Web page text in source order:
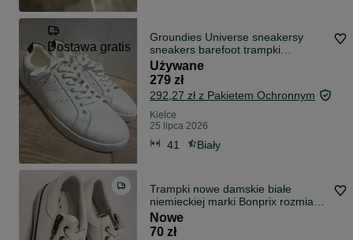
Dostawa gratis
Groundies Universe sneakersy
sneakers barefoot trampki
tenisówkii
Używane
279 zł
292,27 zł z Pakietem Ochronnym
Kielce
25 lipca 2026
41 Biały
Trampki nowe damskie białe
niemieckiej marki Bonprix rozmiar
38
Nowe
70 zł